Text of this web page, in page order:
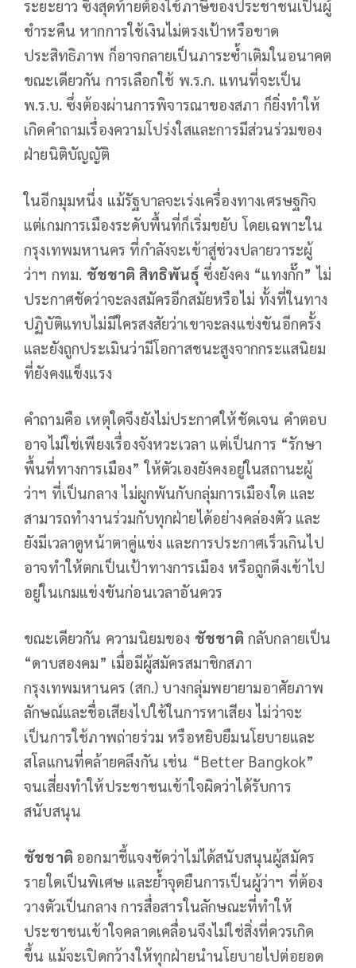
ระยะยาว ซึ่งสุดท้ายต้องใช้ภาษีของประชาชนเป็นผู้
ชำระคืน หากการใช้เงินไม่ตรงเป้าหรือขาด
ประสิทธิภาพ ก็อาจกลายเป็นภาระซ้ำเติมในอนาคต
ขณะเดียวกัน การเลือกใช้ พ.ร.ก. แทนที่จะเป็น
พ.ร.บ. ซึ่งต้องผ่านการพิจารณาของสภา ก็ยิ่งทำให้
เกิดคำถามเรื่องความโปร่งใสและการมีส่วนร่วมของ
ฝ่ายนิติบัญญัติ
ในอีกมุมหนึ่ง แม้รัฐบาลจะเร่งเครื่องทางเศรษฐกิจ
แต่เกมการเมืองระดับพื้นที่ก็เริ่มขยับ โดยเฉพาะใน
กรุงเทพมหานคร ที่กำลังจะเข้าสู่ช่วงปลายวาระผู้
ว่าฯ กทม. ชัชชาติ สิทธิพันธุ์ ซึ่งยังคง “แทงกั๊ก” ไม่
ประกาศชัดว่าจะลงสมัครอีกสมัยหรือไม่ ทั้งที่ในทาง
ปฏิบัติแทบไม่มีใครสงสัยว่าเขาจะลงแข่งขันอีกครั้ง
และยังถูกประเมินว่ามีโอกาสชนะสูงจากกระแสนิยม
ที่ยังคงแข็งแรง
คำถามคือ เหตุใดจึงยังไม่ประกาศให้ชัดเจน คำตอบ
อาจไม่ใช่เพียงเรื่องจังหวะเวลา แต่เป็นการ “รักษา
พื้นที่ทางการเมือง” ให้ตัวเองยังคงอยู่ในสถานะผู้
ว่าฯ ที่เป็นกลาง ไม่ผูกพันกับกลุ่มการเมืองใด และ
สามารถทำงานร่วมกับทุกฝ่ายได้อย่างคล่องตัว และ
ยังมีเวลาดูหน้าตาคู่แข่ง และการประกาศเร็วเกินไป
อาจทำให้ตกเป็นเป้าทางการเมือง หรือถูกดึงเข้าไป
อยู่ในเกมแข่งขันก่อนเวลาอันควร
ขณะเดียวกัน ความนิยมของ ชัชชาติ กลับกลายเป็น
“ดาบสองคม” เมื่อมีผู้สมัครสมาชิกสภา
กรุงเทพมหานคร (สก.) บางกลุ่มพยายามอาศัยภาพ
ลักษณ์และชื่อเสียงไปใช้ในการหาเสียง ไม่ว่าจะ
เป็นการใช้ภาพถ่ายร่วม หรือหยิบยืมนโยบายและ
สโลแกนที่คล้ายคลึงกัน เช่น “Better Bangkok”
จนเสี่ยงทำให้ประชาชนเข้าใจผิดว่าได้รับการ
สนับสนุน
ชัชชาติ ออกมาชี้แจงชัดว่าไม่ได้สนับสนุนผู้สมัคร
รายใดเป็นพิเศษ และย้ำจุดยืนการเป็นผู้ว่าฯ ที่ต้อง
วางตัวเป็นกลาง การสื่อสารในลักษณะที่ทำให้
ประชาชนเข้าใจคลาดเคลื่อนจึงไม่ใช่สิ่งที่ควรเกิด
ขึ้น แม้จะเปิดกว้างให้ทุกฝ่ายนำนโยบายไปต่อยอด